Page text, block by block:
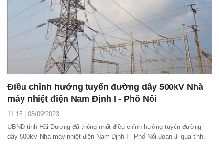
Điều chỉnh hướng tuyến đường dây 500kV Nhà
máy nhiệt điện Nam Định I - Phố Nối
11:15 | 08/09/2023
UBND tỉnh Hải Dương đã thống nhất điều chỉnh hướng tuyến đường
dây 500kV Nhà máy nhiệt điện Nam Định I - Phố Nối đoạn đi qua tỉnh.